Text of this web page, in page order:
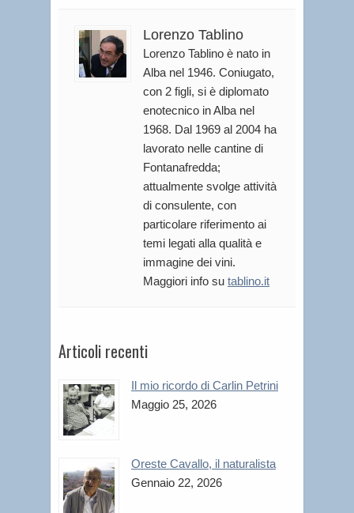
Lorenzo Tablino
Lorenzo Tablino è nato in
Alba nel 1946. Coniugato,
con 2 figli, si è diplomato
enotecnico in Alba nel
1968. Dal 1969 al 2004 ha
lavorato nelle cantine di
Fontanafredda;
attualmente svolge attività
di consulente, con
particolare riferimento ai
temi legati alla qualità e
immagine dei vini.
Maggiori info su tablino.it
Articoli recenti
Il mio ricordo di Carlin Petrini
Maggio 25, 2026
Oreste Cavallo, il naturalista
Gennaio 22, 2026